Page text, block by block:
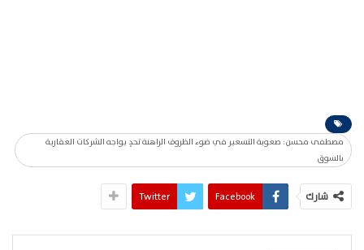
مصطفى محسن: صعوبة التسعير في ضوء الظروف الراهنة تحدٍ يواجه الشركات العقارية
بالسوق
شارك Facebook
Twitter